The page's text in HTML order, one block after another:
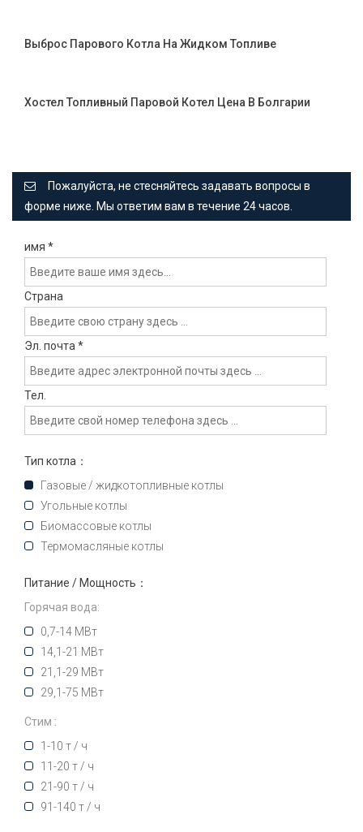
Выброс Парового Котла На Жидком Топливе
Хостел Топливный Паровой Котел Цена В Болгарии
Пожалуйста, не стесняйтесь задавать вопросы в
форме ниже. Мы ответим вам в течение 24 часов.
имя *
Страна
Эл. почта *
Тел.
Тип котла：
Газовые / жидкотопливные котлы
Угольные котлы
Биомассовые котлы
Термомасляные котлы
Питание / Мощность：
Горячая вода:
0,7-14 МВт
14,1-21 МВт
21,1-29 МВт
29,1-75 МВт
Стим :
1-10 т / ч
11-20 т / ч
21-90 т / ч
91-140 т / ч